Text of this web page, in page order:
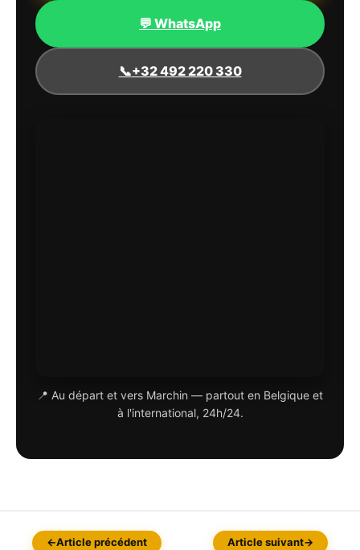
💬 WhatsApp
📞+32 492 220 330
📍 Au départ et vers Marchin — partout en Belgique et
à l'international, 24h/24.
←Article précédent Article suivant→